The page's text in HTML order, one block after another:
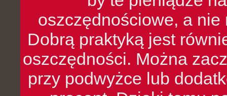
oszczędnościowe, a nie
Dobrą praktyką jest
oszczędności. Można
przy podwyżce lub